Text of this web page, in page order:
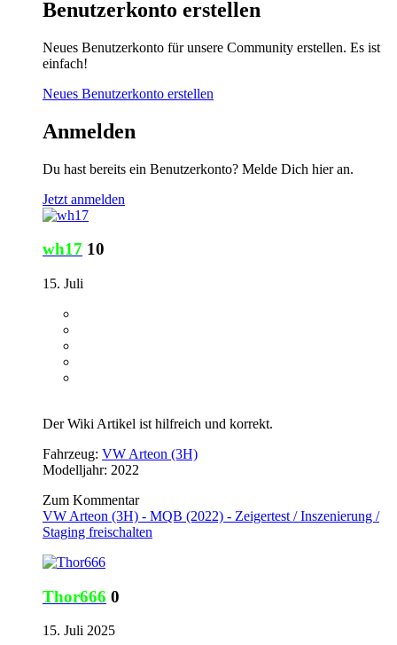
Benutzerkonto erstellen
Neues Benutzerkonto für unsere Community erstellen. Es ist
einfach!
Neues Benutzerkonto erstellen
Anmelden
Du hast bereits ein Benutzerkonto? Melde Dich hier an.
Jetzt anmelden
wh17 10
15. Juli
Der Wiki Artikel ist hilfreich und korrekt.
Fahrzeug: VW Arteon (3H)
Modelljahr: 2022
Zum Kommentar
VW Arteon (3H) - MQB (2022) - Zeigertest / Inszenierung /
Staging freischalten
Thor666 0
15. Juli 2025